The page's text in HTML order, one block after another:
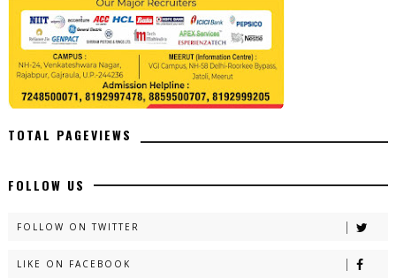
TOTAL PAGEVIEWS
FOLLOW US
FOLLOW ON TWITTER
LIKE ON FACEBOOK